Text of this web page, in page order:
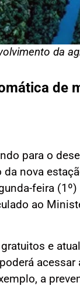
da
de
para o
nova
feira
ao
e
a